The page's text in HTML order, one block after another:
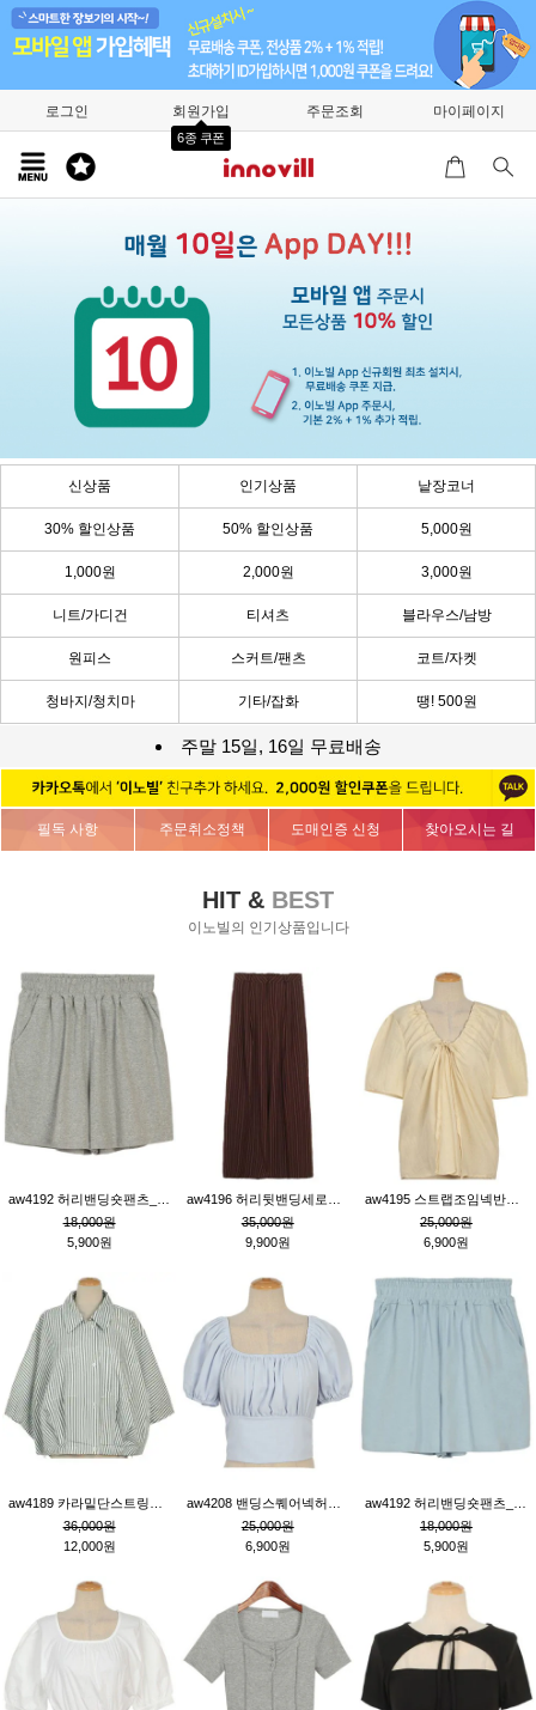
로그인 회원가입
6종 쿠폰
주문조회 마이페이지
신상품 인기상품 낱장코너
30% 할인상품 50% 할인상품 5,000원
1,000원 2,000원 3,000원
니트/가디건 티셔츠 블라우스/남방
원피스 스커트/팬츠 코트/자켓
청바지/청치마 기타/잡화 땡! 500원
주말 15일, 16일 무료배송
필독 사항 주문취소정책 도매인증 신청 찾아오시는 길
HIT & BEST
이노빌의 인기상품입니다
18,000원
5,900원
35,000원
9,900원
25,000원
6,900원
36,000원
12,000원
25,000원
6,900원
18,000원
5,900원